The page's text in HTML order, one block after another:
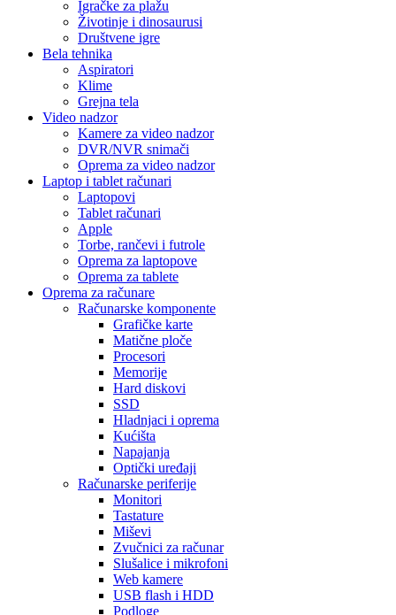
Igračke za plažu
Životinje i dinosaurusi
Društvene igre
Bela tehnika
Aspiratori
Klime
Grejna tela
Video nadzor
Kamere za video nadzor
DVR/NVR snimači
Oprema za video nadzor
Laptop i tablet računari
Laptopovi
Tablet računari
Apple
Torbe, rančevi i futrole
Oprema za laptopove
Oprema za tablete
Oprema za računare
Računarske komponente
Grafičke karte
Matične ploče
Procesori
Memorije
Hard diskovi
SSD
Hladnjaci i oprema
Kućišta
Napajanja
Optički uređaji
Računarske periferije
Monitori
Tastature
Miševi
Zvučnici za računar
Slušalice i mikrofoni
Web kamere
USB flash i HDD
Podloge